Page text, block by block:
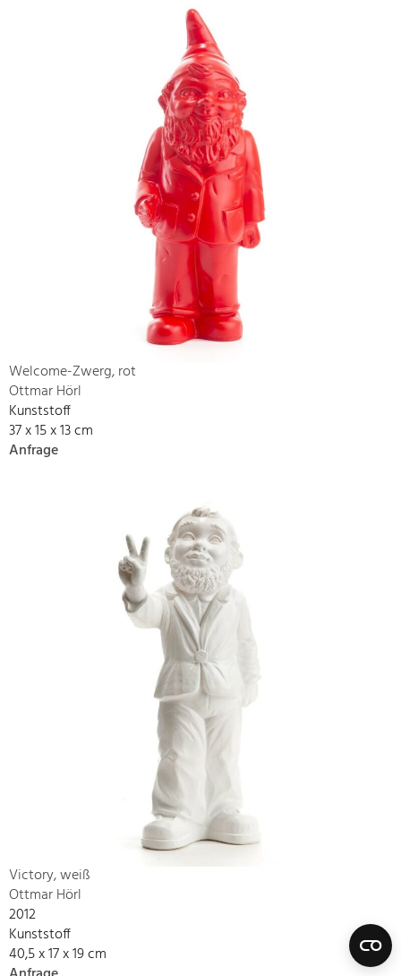
Welcome-Zwerg, rot
Ottmar Hörl
Kunststoff
37 x 15 x 13 cm
Anfrage
Victory, weiß
Ottmar Hörl
2012
Kunststoff
40,5 x 17 x 19 cm